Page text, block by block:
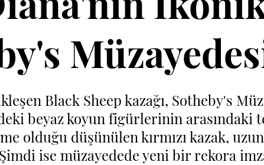
Black Sheep kazağı, Sotheby's
beyaz koyun figürlerinin arasındaki
olduğu düşünülen kırmızı kazak,
ise müzayedede yeni bir rekora